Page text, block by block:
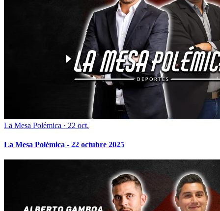
La Mesa Polémica · 22 oct.
La Mesa Polémica - 22 octubre 2025